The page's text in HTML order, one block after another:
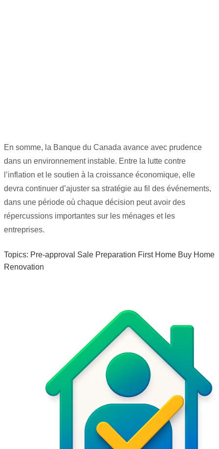
En somme, la Banque du Canada avance avec prudence
dans un environnement instable. Entre la lutte contre
l’inflation et le soutien à la croissance économique, elle
devra continuer d’ajuster sa stratégie au fil des événements,
dans une période où chaque décision peut avoir des
répercussions importantes sur les ménages et les
entreprises.
Topics: Pre-approval Sale Preparation First Home Buy Home
Renovation